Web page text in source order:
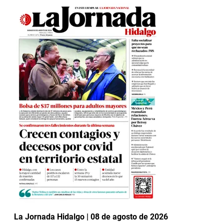
La Jornada Hidalgo | 08 de agosto de 2026